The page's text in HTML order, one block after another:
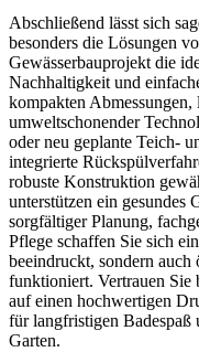
Abschließend lässt sich
besonders die Lösungen
Gewässerbauprojekt die
Nachhaltigkeit und
kompakten
umweltschonender
oder neu geplante Teich-
integrierte
robuste Konstruktion
unterstützen ein
sorgfältiger Planung,
Pflege schaffen Sie sich
beeindruckt, sondern
funktioniert. Vertrauen Sie
auf einen hochwertigen
für langfristigen Badespaß
Garten.